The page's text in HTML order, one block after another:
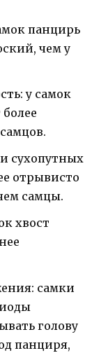
панцирь
чем у
у самок
сухопутных
отрывисто
самцы.
хвост
самки
голову
панциря,